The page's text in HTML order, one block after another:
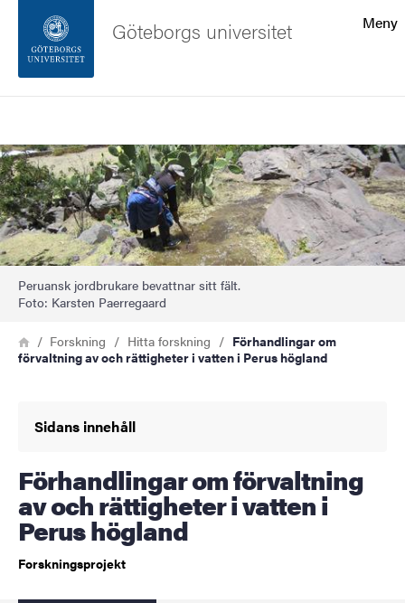
Sidfoten
Om webbplatsen
Meny
Göteborgs universitet
Bild
Peruansk jordbrukare bevattnar sitt fält.
Foto: Karsten Paerregaard
Länkstig
HemForskning Hitta forskning
Förhandlingar om
förvaltning av och rättigheter i vatten i Perus högland
Sidans innehåll
Förhandlingar om förvaltning
av och rättigheter i vatten i
Perus högland
Forskningsprojekt